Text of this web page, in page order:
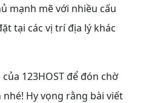
mạnh mẽ với nhiều cấu
tại các vị trí địa lý khác
123HOST để đón chờ
Hy vọng rằng bài viết